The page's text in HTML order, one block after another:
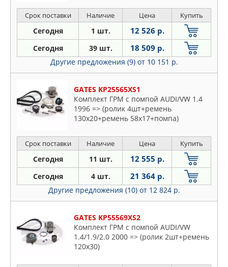
Срок поставки Наличие Цена Купить
Сегодня 1 шт. 12 526 р.
Сегодня 39 шт. 18 509 р.
Другие предложения (9) от 10 151 р.
GATES KP25565XS1
Комплект ГРМ с помпой AUDI/VW 1.4
1996 => (ролик 4шт+ремень
130x20+ремень 58x17+помпа)
Срок поставки Наличие Цена Купить
Сегодня 11 шт. 12 555 р.
Сегодня 4 шт. 21 364 р.
Другие предложения (10) от 12 824 р.
GATES KP55569XS2
Комплект ГРМ с помпой AUDI/VW
1.4/1.9/2.0 2000 => (ролик 2шт+ремень
120x30)